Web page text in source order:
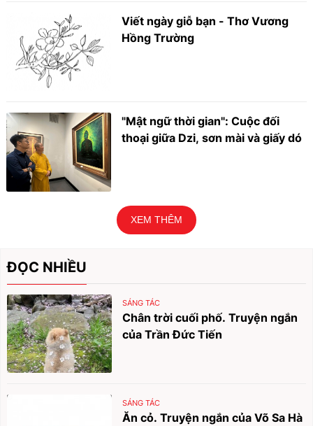
Viết ngày giỗ bạn - Thơ Vương
Hồng Trường
"Mật ngữ thời gian": Cuộc đối
thoại giữa Dzi, sơn mài và giấy dó
XEM THÊM
ĐỌC NHIỀU
SÁNG TÁC
Chân trời cuối phố. Truyện ngắn
của Trần Đức Tiến
SÁNG TÁC
Ăn cỏ. Truyện ngắn của Võ Sa Hà